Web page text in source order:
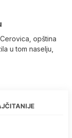
opština
u tom naselju,